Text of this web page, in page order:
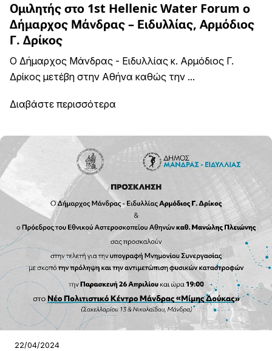
Ομιλητής στο 1st Hellenic Water Forum ο
Δήμαρχος Μάνδρας – Ειδυλλίας, Αρμόδιος
Γ. Δρίκος
Ο Δήμαρχος Μάνδρας - Ειδυλλίας κ. Αρμόδιος Γ.
Δρίκος μετέβη στην Αθήνα καθώς την ...
Διαβάστε περισσότερα
22/04/2024